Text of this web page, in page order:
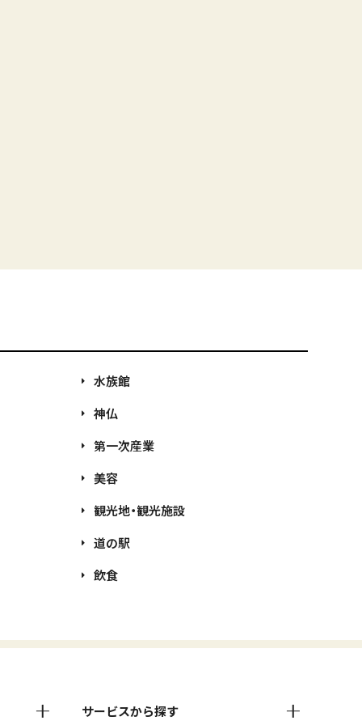
水族館
神仏
第一次産業
美容
観光地・観光施設
道の駅
飲食
サービスから探す